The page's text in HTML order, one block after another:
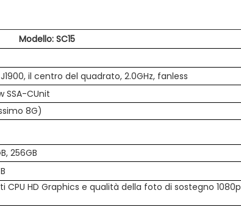
Modello: SC15
il centro del quadrato, 2.0GHz, fanless
SSA-CUnit
8G)
256GB
CPU HD Graphics e qualità della foto di sostegno 1080p